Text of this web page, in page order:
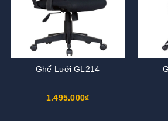
Ghế Lưới GL214
1.495.000₫